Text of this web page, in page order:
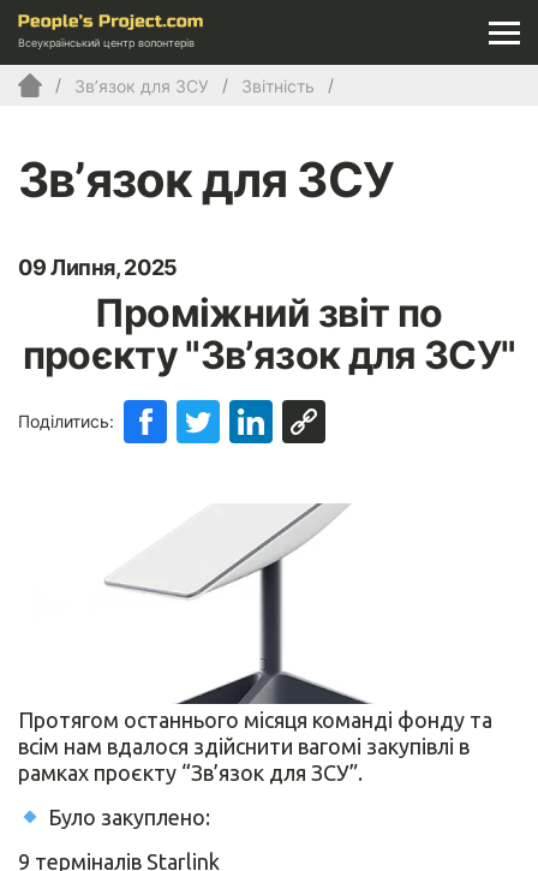
Всеукраїнський центр волонтерів
Зв’язок для ЗСУ Звітність
Зв’язок для ЗСУ
09 Липня, 2025
Проміжний звіт по
проєкту "Зв’язок для ЗСУ"
Поділитись:
Протягом останнього місяця команді фонду та
всім нам вдалося здійснити вагомі закупівлі в
рамках проєкту “Зв’язок для ЗСУ”.
Було закуплено:
9 терміналів Starlink